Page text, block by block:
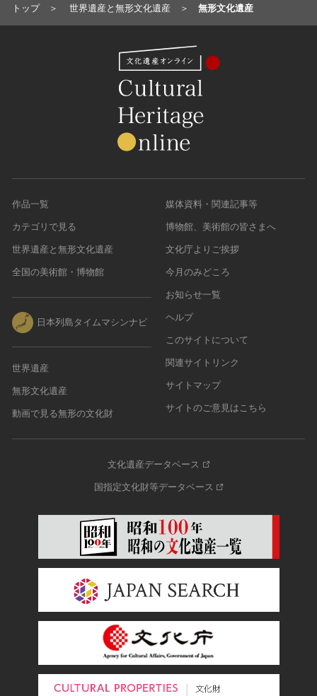
トップ 世界遺産と無形文化遺産 無形文化遺産
作品一覧
カテゴリで見る
世界遺産と無形文化遺産
全国の美術館・博物館
日本列島タイムマシンナビ
世界遺産
無形文化遺産
動画で見る無形の文化財
媒体資料・関連記事等
博物館、美術館の皆さまへ
文化庁よりご挨拶
今月のみどころ
お知らせ一覧
ヘルプ
このサイトについて
関連サイトリンク
サイトマップ
サイトのご意見はこちら
文化遺産データベース
国指定文化財等データベース